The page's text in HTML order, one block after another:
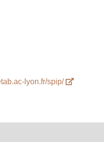
lyon.fr/spip/